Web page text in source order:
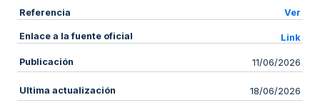
Referencia Ver
Enlace a la fuente oficial Link
Publicación 11/06/2026
Ultima actualización 18/06/2026